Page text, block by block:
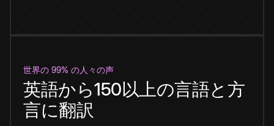
世界の 99% の人々の声
英語から150以上の言語と方
言に翻訳